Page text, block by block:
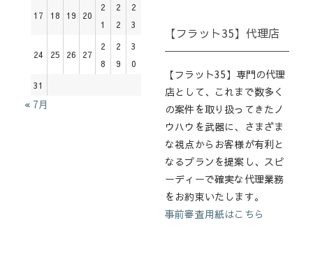
17 18 19 20
2
1
2
2
2
3
24 25 26 27
2
8
2
9
3
0
31
« 7月
【フラット35】代理店
【フラット35】専門の代理
店として、これまで数多く
の案件を取り扱ってきたノ
ウハウを武器に、さまざま
な視点からお客様が有利と
なるプランを提案し、スピ
ーディーで確実な代理業務
をお約束いたします。
事前審査用紙はこちら